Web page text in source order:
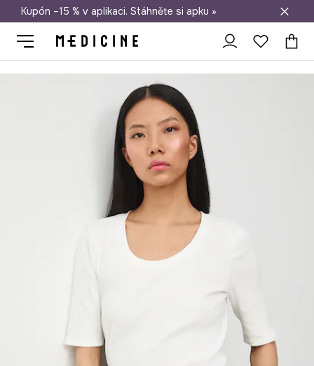
Doprava zdarma při nákupu nad 1 200 Kč
Kupón –15 % v aplikaci. Stáhněte si apku »